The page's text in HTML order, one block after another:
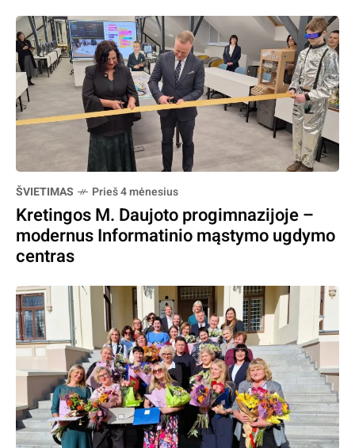
ŠVIETIMAS Prieš 4 mėnesius
Kretingos M. Daujoto progimnazijoje –
modernus Informatinio mąstymo ugdymo
centras